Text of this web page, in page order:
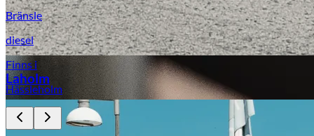
Laholm
Bränsle
diesel
Finns i
Hässleholm